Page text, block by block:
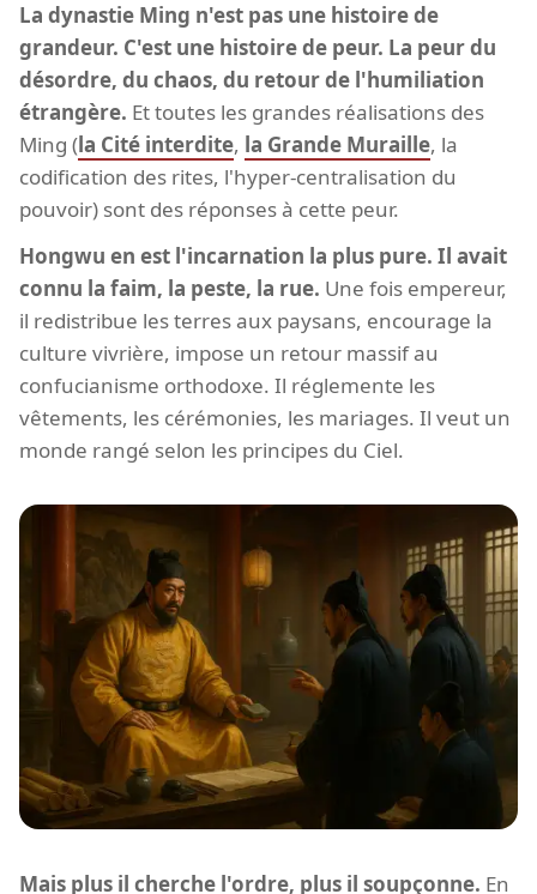
La dynastie Ming n'est pas une histoire de
grandeur. C'est une histoire de peur. La peur du
désordre, du chaos, du retour de l'humiliation
étrangère. Et toutes les grandes réalisations des
Ming (la Cité interdite, la Grande Muraille, la
codification des rites, l'hyper-centralisation du
pouvoir) sont des réponses à cette peur.
Hongwu en est l'incarnation la plus pure. Il avait
connu la faim, la peste, la rue. Une fois empereur,
il redistribue les terres aux paysans, encourage la
culture vivrière, impose un retour massif au
confucianisme orthodoxe. Il réglemente les
vêtements, les cérémonies, les mariages. Il veut un
monde rangé selon les principes du Ciel.
Mais plus il cherche l'ordre, plus il soupçonne. En